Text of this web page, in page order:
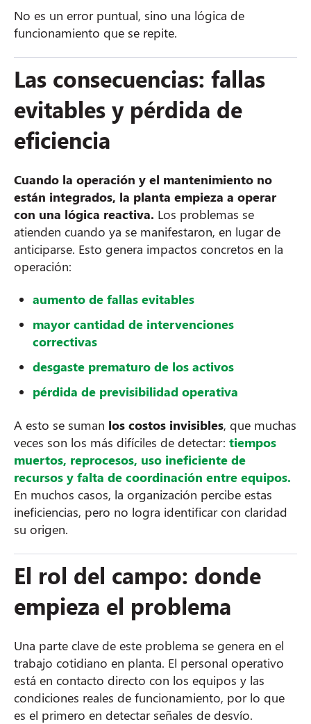
No es un error puntual, sino una lógica de
funcionamiento que se repite.
Las consecuencias: fallas
evitables y pérdida de
eficiencia
Cuando la operación y el mantenimiento no
están integrados, la planta empieza a operar
con una lógica reactiva. Los problemas se
atienden cuando ya se manifestaron, en lugar de
anticiparse. Esto genera impactos concretos en la
operación:
aumento de fallas evitables
mayor cantidad de intervenciones
correctivas
desgaste prematuro de los activos
pérdida de previsibilidad operativa
A esto se suman los costos invisibles, que muchas
veces son los más difíciles de detectar: tiempos
muertos, reprocesos, uso ineficiente de
recursos y falta de coordinación entre equipos.
En muchos casos, la organización percibe estas
ineficiencias, pero no logra identificar con claridad
su origen.
El rol del campo: donde
empieza el problema
Una parte clave de este problema se genera en el
trabajo cotidiano en planta. El personal operativo
está en contacto directo con los equipos y las
condiciones reales de funcionamiento, por lo que
es el primero en detectar señales de desvío.